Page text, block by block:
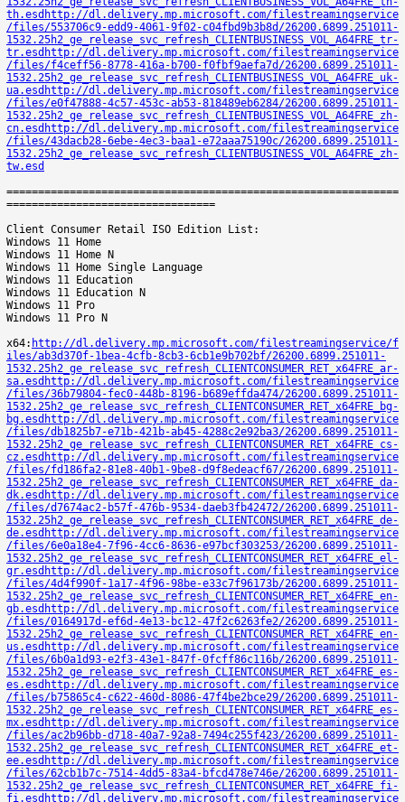
th.esd http://dl.delivery.mp.microsoft.com/filestreamingservice
/files/553706c9-edd9-4061-9f02-c04fbd9b3b8d/26200.6899.251011-
1532.25h2_ge_release_svc_refresh_CLIENTBUSINESS_VOL_A64FRE_tr-
tr.esd http://dl.delivery.mp.microsoft.com/filestreamingservice
/files/f4ceff56-8778-416a-b700-f0fbf9aefa7d/26200.6899.251011-
1532.25h2_ge_release_svc_refresh_CLIENTBUSINESS_VOL_A64FRE_uk-
ua.esd http://dl.delivery.mp.microsoft.com/filestreamingservice
/files/e0f47888-4c57-453c-ab53-818489eb6284/26200.6899.251011-
1532.25h2_ge_release_svc_refresh_CLIENTBUSINESS_VOL_A64FRE_zh-
cn.esd http://dl.delivery.mp.microsoft.com/filestreamingservice
/files/43dacb28-6ebe-4ec3-baa1-e72aaa75190c/26200.6899.251011-
1532.25h2_ge_release_svc_refresh_CLIENTBUSINESS_VOL_A64FRE_zh-
tw.esd
==============================================================
=================================
Client Consumer Retail ISO Edition List:
Windows 11 Home
Windows 11 Home N
Windows 11 Home Single Language
Windows 11 Education
Windows 11 Education N
Windows 11 Pro
Windows 11 Pro N
x64: http://dl.delivery.mp.microsoft.com/filestreamingservice/f
iles/ab3d370f-1bea-4cfb-8cb3-6cb1e9b702bf/26200.6899.251011-
1532.25h2_ge_release_svc_refresh_CLIENTCONSUMER_RET_x64FRE_ar-
sa.esd http://dl.delivery.mp.microsoft.com/filestreamingservice
/files/36b79804-fec0-448b-8196-b689effda474/26200.6899.251011-
1532.25h2_ge_release_svc_refresh_CLIENTCONSUMER_RET_x64FRE_bg-
bg.esd http://dl.delivery.mp.microsoft.com/filestreamingservice
/files/db1825b7-e71b-421b-ab45-4288c2e92ba3/26200.6899.251011-
1532.25h2_ge_release_svc_refresh_CLIENTCONSUMER_RET_x64FRE_cs-
cz.esd http://dl.delivery.mp.microsoft.com/filestreamingservice
/files/fd186fa2-81e8-40b1-9be8-d9f8edeacf67/26200.6899.251011-
1532.25h2_ge_release_svc_refresh_CLIENTCONSUMER_RET_x64FRE_da-
dk.esd http://dl.delivery.mp.microsoft.com/filestreamingservice
/files/d7674ac2-b57f-476b-9534-daeb3fb42472/26200.6899.251011-
1532.25h2_ge_release_svc_refresh_CLIENTCONSUMER_RET_x64FRE_de-
de.esd http://dl.delivery.mp.microsoft.com/filestreamingservice
/files/6e0a18e4-7f96-4cc6-8636-e97bcf303253/26200.6899.251011-
1532.25h2_ge_release_svc_refresh_CLIENTCONSUMER_RET_x64FRE_el-
gr.esd http://dl.delivery.mp.microsoft.com/filestreamingservice
/files/4d4f990f-1a17-4f96-98be-e33c7f96173b/26200.6899.251011-
1532.25h2_ge_release_svc_refresh_CLIENTCONSUMER_RET_x64FRE_en-
gb.esd http://dl.delivery.mp.microsoft.com/filestreamingservice
/files/0164917d-ef6d-4e13-bc12-47f2c6263fe2/26200.6899.251011-
1532.25h2_ge_release_svc_refresh_CLIENTCONSUMER_RET_x64FRE_en-
us.esd http://dl.delivery.mp.microsoft.com/filestreamingservice
/files/6b0a1d93-e2f3-43e1-847f-0fcff86c116b/26200.6899.251011-
1532.25h2_ge_release_svc_refresh_CLIENTCONSUMER_RET_x64FRE_es-
es.esd http://dl.delivery.mp.microsoft.com/filestreamingservice
/files/b75865c4-c622-460d-8086-47f4be2bce29/26200.6899.251011-
1532.25h2_ge_release_svc_refresh_CLIENTCONSUMER_RET_x64FRE_es-
mx.esd http://dl.delivery.mp.microsoft.com/filestreamingservice
/files/ac2b96bb-d718-40a7-92a8-7494c255f423/26200.6899.251011-
1532.25h2_ge_release_svc_refresh_CLIENTCONSUMER_RET_x64FRE_et-
ee.esd http://dl.delivery.mp.microsoft.com/filestreamingservice
/files/62cb1b7c-7514-4dd5-83a4-bfcd478e746e/26200.6899.251011-
1532.25h2_ge_release_svc_refresh_CLIENTCONSUMER_RET_x64FRE_fi-
fi.esd http://dl.delivery.mp.microsoft.com/filestreamingservice